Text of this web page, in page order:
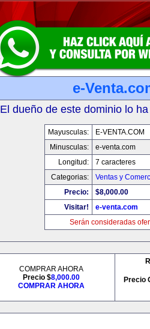
e-
El dueño de este dominio lo
Mayusculas:
E-VENTA.COM
Minusculas:
e-venta.com
Longitud:
7 caracteres
Categorias:
Ventas y
Precio:
$8,000.00
Visitar!
e-venta.com
Serán consideradas
COMPRAR AHORA
Precio $8,000.00
COMPRAR AHORA
Precio